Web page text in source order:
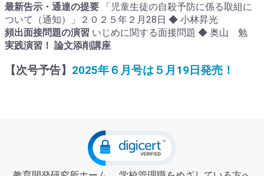
最新告示・通達の提要
「児童生徒の自殺予防に係る取組に
ついて（通知）」２０２５年２月28日 ◆ 小林昇光
頻出面接問題の演習 いじめに関する面接問題 ◆ 奥山 勉
実践演習！ 論文添削講座
【次号予告】 2025年６月号は５月19日発売！